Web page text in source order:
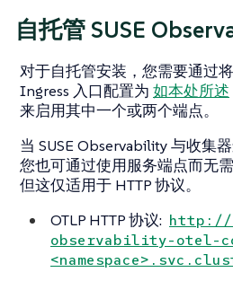
自托管 SUSE
对于自托管安装，您需要通过
Ingress 入口配置为 如本处所述
来启用其中一个或两个端点。
当 SUSE Observability 与收集
您也可通过使用服务端点而无需
但这仅适用于 HTTP 协议。
OTLP HTTP 协议: http://
observability-otel-